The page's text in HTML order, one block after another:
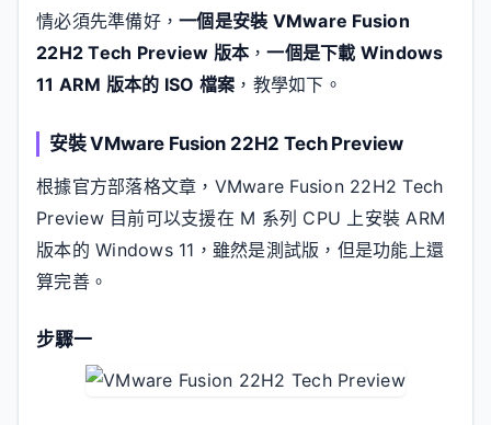
情必須先準備好，一個是安裝 VMware Fusion
22H2 Tech Preview 版本，一個是下載 Windows
11 ARM 版本的 ISO 檔案 ，教學如下。
安裝 VMware Fusion 22H2 Tech Preview
根據官方部落格文章，VMware Fusion 22H2 Tech
Preview 目前可以支援在 M 系列 CPU 上安裝 ARM
版本的 Windows 11，雖然是測試版，但是功能上還
算完善。
步驟一